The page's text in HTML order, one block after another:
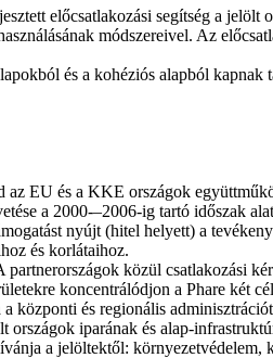
előcsatlakozási segítség a
módszereivel. Az
és a kohéziós alapból
EU és a KKE országok
a 2000-–2006-ig tartó időszak
nyújt (hitel helyett) a
és korlátaihoz.
közül csatlakozási
koncentrálódjon a Phare két
központi és regionális
iparának és alap-
a jelöltektől: